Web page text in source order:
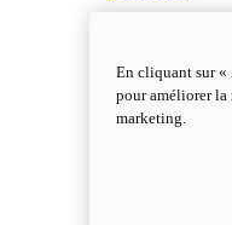
En cliquant sur «
pour améliorer
marketing.